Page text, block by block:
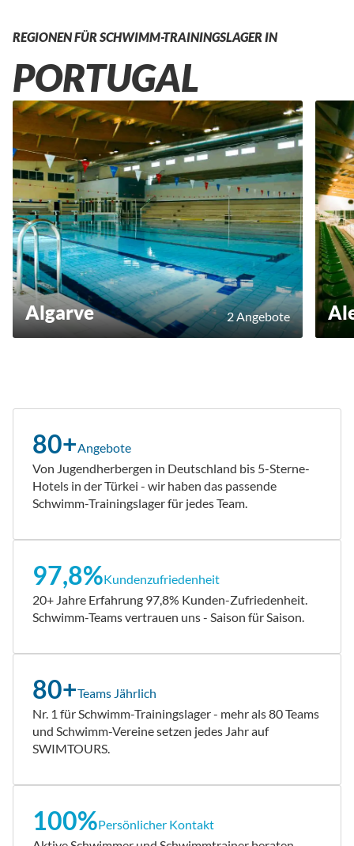
REGIONEN FÜR SCHWIMM-TRAININGSLAGER IN
PORTUGAL
Algarve 2 Angebote
80+Angebote
Von Jugendherbergen in Deutschland bis 5-Sterne-
Hotels in der Türkei - wir haben das passende
Schwimm-Trainingslager für jedes Team.
97,8%Kundenzufriedenheit
20+ Jahre Erfahrung 97,8% Kunden-Zufriedenheit.
Schwimm-Teams vertrauen uns - Saison für Saison.
80+Teams Jährlich
Nr. 1 für Schwimm-Trainingslager - mehr als 80 Teams
und Schwimm-Vereine setzen jedes Jahr auf
SWIMTOURS.
100%Persönlicher Kontakt